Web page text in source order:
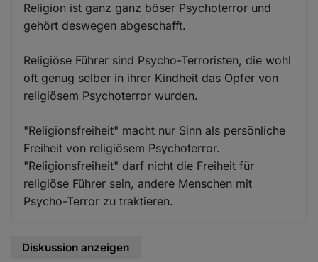
Religion ist ganz ganz böser Psychoterror und
gehört deswegen abgeschafft.
Religiöse Führer sind Psycho-Terroristen, die wohl
oft genug selber in ihrer Kindheit das Opfer von
religiösem Psychoterror wurden.
"Religionsfreiheit" macht nur Sinn als persönliche
Freiheit von religiösem Psychoterror.
"Religionsfreiheit" darf nicht die Freiheit für
religiöse Führer sein, andere Menschen mit
Psycho-Terror zu traktieren.
Diskussion anzeigen